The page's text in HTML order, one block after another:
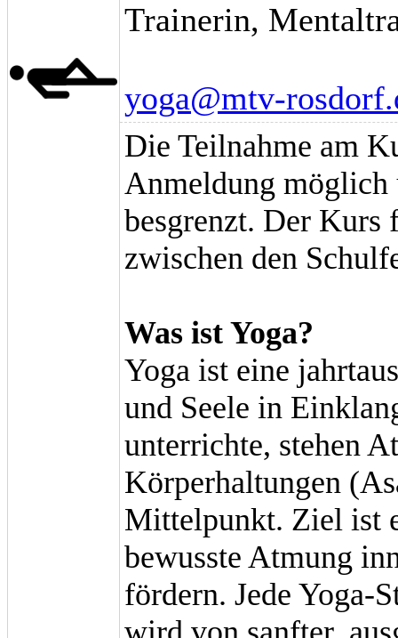
Trainerin,
yoga@mtv-
Die Teilnahme am
Anmeldung möglich
besgrenzt. Der
zwischen den
Was ist Yoga?
Yoga ist eine
und Seele in
unterrichte, stehen
Körperhaltungen
Mittelpunkt. Ziel ist
bewusste Atmung
fördern. Jede Yoga-